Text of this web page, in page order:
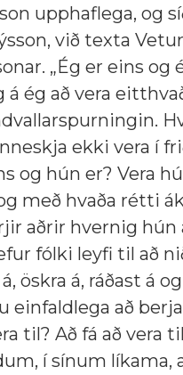
upphaflega, og
við texta
„Ég er eins og
á ég að vera
ekki vera í
og hún er? Vera
með hvaða rétti
aðrir hvernig hún
fólki leyfi til að
öskra á, ráðast á
einfaldlega að
til? Að fá að vera
í sínum líkama,